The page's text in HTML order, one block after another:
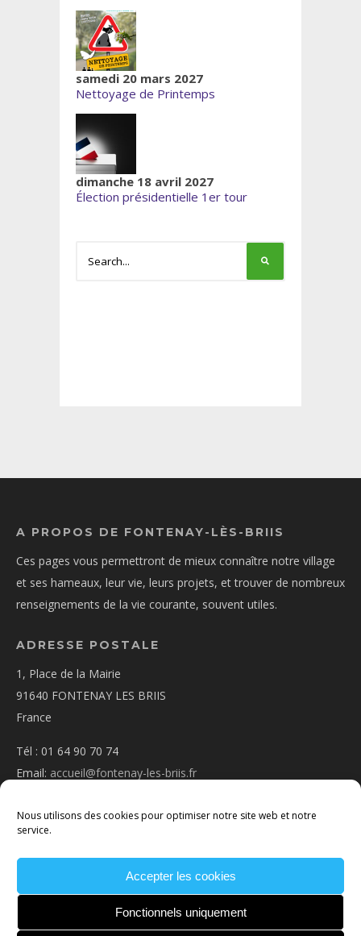
Nous utilisons des cookies pour optimiser notre site web et notre
service.
Accepter les cookies
Fonctionnels uniquement
samedi 20 mars 2027
Nettoyage de Printemps
dimanche 18 avril 2027
Élection présidentielle 1er tour
A PROPOS DE FONTENAY-LÈS-BRIIS
Ces pages vous permettront de mieux connaître notre village
et ses hameaux, leur vie, leurs projets, et trouver de nombreux
renseignements de la vie courante, souvent utiles.
ADRESSE POSTALE
1, Place de la Mairie
91640 FONTENAY LES BRIIS
France
Tél : 01 64 90 70 74
Email: accueil@fontenay-les-briis.fr
NOUS CONTACTER
LÉGALES
POLITIQUE DE COOKIES
CONDITIONS
GÉNÉRALES